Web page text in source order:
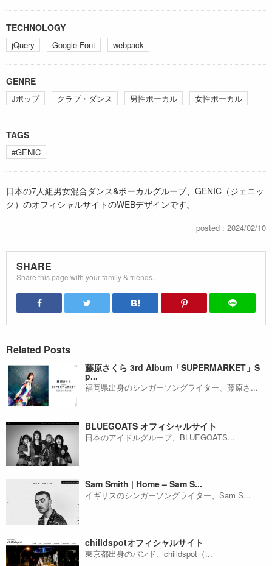
TECHNOLOGY
jQuery Google Font webpack
GENRE
Jポップ クラブ・ダンス 男性ボーカル 女性ボーカル
TAGS
#GENIC
日本の7人組男女混合ダンス&ボーカルグループ、GENIC（ジェニッ
ク）のオフィシャルサイトのWEBデザインです。
posted : 2024/02/10
SHARE
Share this page with your family & friends.
Related Posts
藤原さくら 3rd Album「SUPERMARKET」S
p...
福岡県出身のシンガーソングライター、藤原さ...
BLUEGOATS オフィシャルサイト
日本のアイドルグループ、BLUEGOATS...
Sam Smith | Home – Sam S...
イギリスのシンガーソングライター、Sam S...
chilldspotオフィシャルサイト
東京都出身のバンド、chilldspot（...